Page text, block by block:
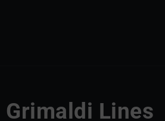
Grimaldi Lines